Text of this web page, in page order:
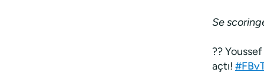
Se
??
açtı!